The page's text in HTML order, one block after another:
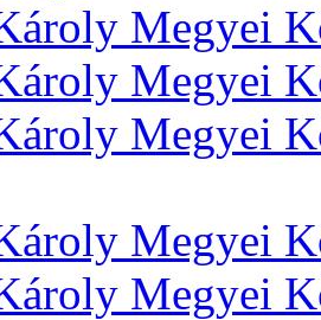
Megyei
Megyei
Megyei
Megyei
Megyei